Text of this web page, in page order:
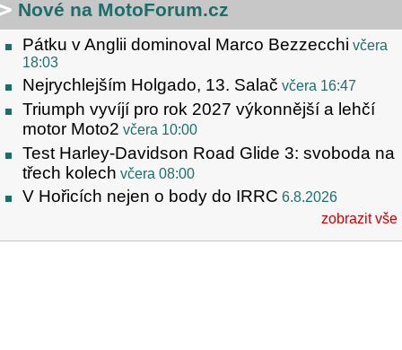
Nové na MotoForum.cz
Pátku v Anglii dominoval Marco Bezzecchi včera
18:03
Nejrychlejším Holgado, 13. Salač včera 16:47
Triumph vyvíjí pro rok 2027 výkonnější a lehčí
motor Moto2 včera 10:00
Test Harley-Davidson Road Glide 3: svoboda na
třech kolech včera 08:00
V Hořicích nejen o body do IRRC 6.8.2026
zobrazit vše